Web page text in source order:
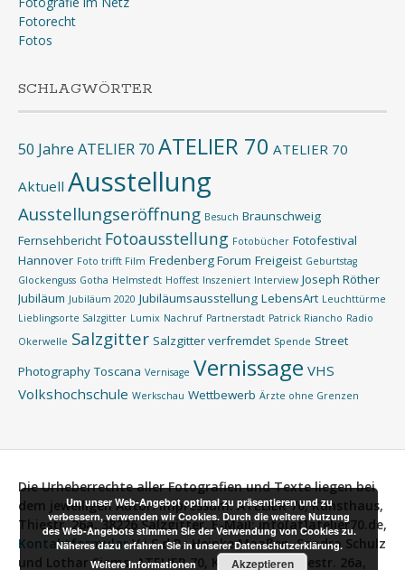
Fotorecht
Fotos
SCHLAGWÖRTER
50 Jahre ATELIER 70 ATELIER 70 ATELIER 70
Aktuell Ausstellung
Ausstellungseröffnung Besuch Braunschweig
Fernsehbericht Fotoausstellung Fotobücher Fotofestival
Hannover Foto trifft Film Fredenberg Forum Freigeist Geburtstag
Glockenguss Gotha Helmstedt Hoffest Inszeniert Interview Joseph Röther
Jubiläum Jubiläum 2020 Jubiläumsausstellung LebensArt Leuchttürme
Lieblingsorte Salzgitter Lumix Nachruf Partnerstadt Patrick Riancho Radio
Okerwelle Salzgitter Salzgitter verfremdet Spende Street
Photography Toscana Vernisage Vernissage VHS
Volkshochschule Werkschau Wettbewerb Ärzte ohne Grenzen
Die Urheberrechte aller Fotografien und Texte liegen bei
dem jeweiligen Autor.Impressum: ATELIER 70, Kunsthaus,
Thiestr. 26a, 38226 Salzgitter, E-Mail: info[at]atelier70.de,
Kontaktformular V.i.S.d.P.:Heinke Maaßen, Sandra Schulz
und Lothar Siems, ATELIER 70, Kunsthaus, Thiestr. 26a,
Um unser Web-Angebot optimal zu präsentieren und zu
verbessern, verwenden wir Cookies. Durch die weitere Nutzung
des Web-Angebots stimmen Sie der Verwendung von Cookies zu.
Näheres dazu erfahren Sie in unserer Datenschutzerklärung.
Weitere Informationen
Akzeptieren